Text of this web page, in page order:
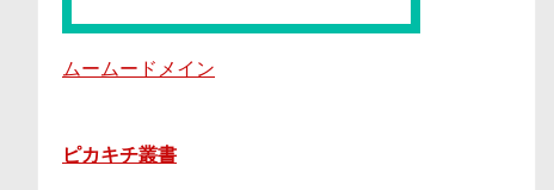
ムームードメイン
ピカキチ叢書